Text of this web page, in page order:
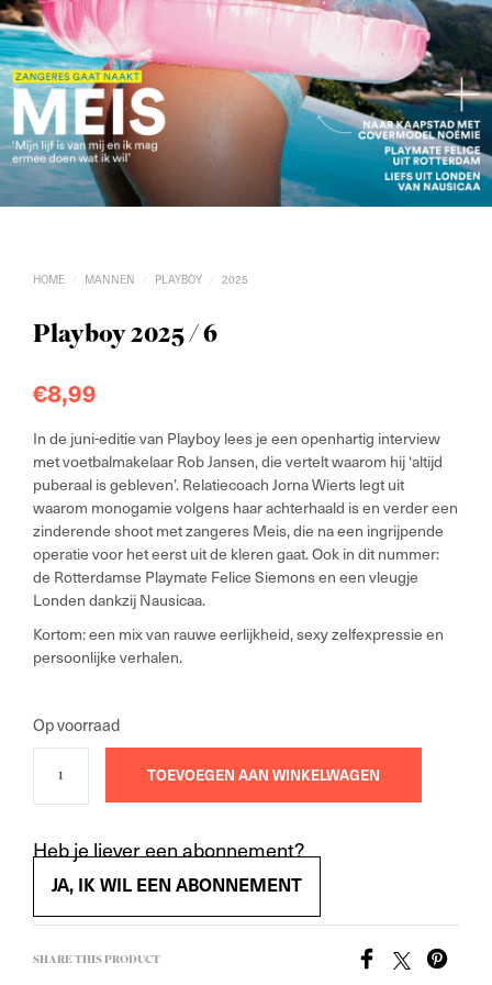
HOME / MANNEN / PLAYBOY / 2025
Playboy 2025 / 6
€8,99
In de juni-editie van Playboy lees je een openhartig interview
met voetbalmakelaar Rob Jansen, die vertelt waarom hij ‘altijd
puberaal is gebleven’. Relatiecoach Jorna Wierts legt uit
waarom monogamie volgens haar achterhaald is en verder een
zinderende shoot met zangeres Meis, die na een ingrijpende
operatie voor het eerst uit de kleren gaat. Ook in dit nummer:
de Rotterdamse Playmate Felice Siemons en een vleugje
Londen dankzij Nausicaa.
Kortom: een mix van rauwe eerlijkheid, sexy zelfexpressie en
persoonlijke verhalen.
Op voorraad
TOEVOEGEN AAN WINKELWAGEN
Heb je liever een abonnement?
JA, IK WIL EEN ABONNEMENT
SHARE THIS PRODUCT